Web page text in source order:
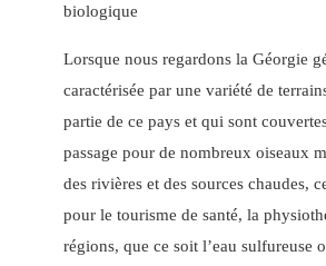
biologique
Lorsque nous regardons la Géorgie
caractérisée par une variété de
partie de ce pays et qui sont
passage pour de nombreux oiseaux
des rivières et des sources chaudes,
pour le tourisme de santé, la
régions, que ce soit l’eau sulfureuse